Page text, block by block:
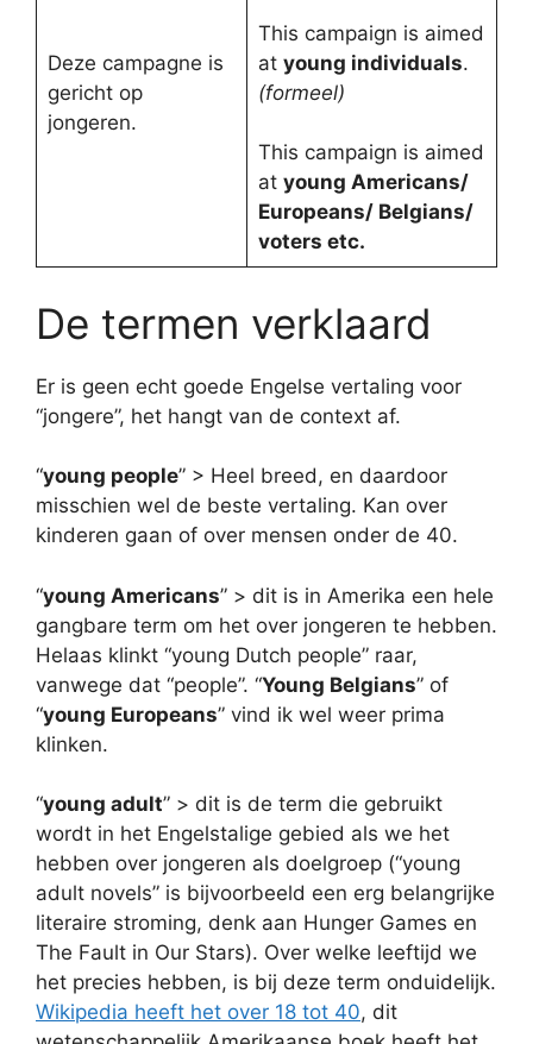
Deze campagne is
gericht op
jongeren.
This campaign is aimed
at young individuals.
(formeel)
This campaign is aimed
at young Americans/
Europeans/ Belgians/
voters etc.
De termen verklaard
Er is geen echt goede Engelse vertaling voor
“jongere”, het hangt van de context af.
“young people” > Heel breed, en daardoor
misschien wel de beste vertaling. Kan over
kinderen gaan of over mensen onder de 40.
“young Americans” > dit is in Amerika een hele
gangbare term om het over jongeren te hebben.
Helaas klinkt “young Dutch people” raar,
vanwege dat “people”. “Young Belgians” of
“young Europeans” vind ik wel weer prima
klinken.
“young adult” > dit is de term die gebruikt
wordt in het Engelstalige gebied als we het
hebben over jongeren als doelgroep (“young
adult novels” is bijvoorbeeld een erg belangrijke
literaire stroming, denk aan Hunger Games en
The Fault in Our Stars). Over welke leeftijd we
het precies hebben, is bij deze term onduidelijk.
Wikipedia heeft het over 18 tot 40, dit